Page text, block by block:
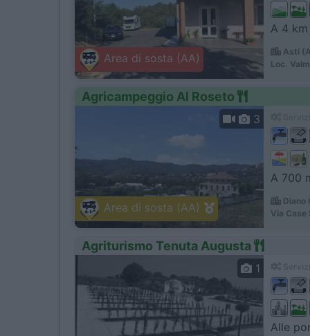
Area di sosta (AA)
A 4
Asti
Loc.
Agricampeggio Al Roseto
Area di sosta (AA)
3
A 700
Diano
Via Case
Agriturismo Tenuta Augusta
1
Alle